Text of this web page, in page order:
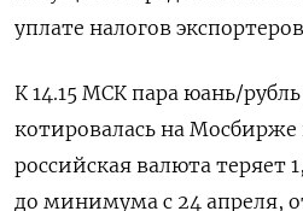
‌уплате налогов
К 14.15 МСК пара юань/
котировалась на Мосбирже
российская валюта теряет
до минимума с 24 апреля,